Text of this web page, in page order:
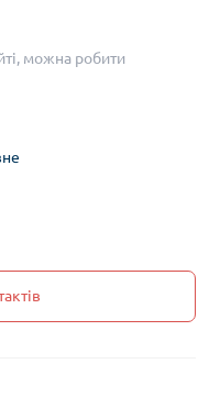
можна робити